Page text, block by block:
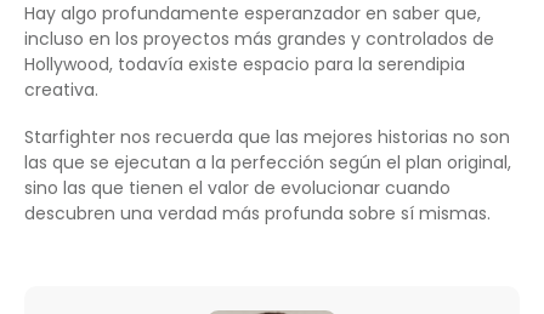
Hay algo profundamente esperanzador en saber que,
incluso en los proyectos más grandes y controlados de
Hollywood, todavía existe espacio para la serendipia
creativa.
Starfighter nos recuerda que las mejores historias no son
las que se ejecutan a la perfección según el plan original,
sino las que tienen el valor de evolucionar cuando
descubren una verdad más profunda sobre sí mismas.